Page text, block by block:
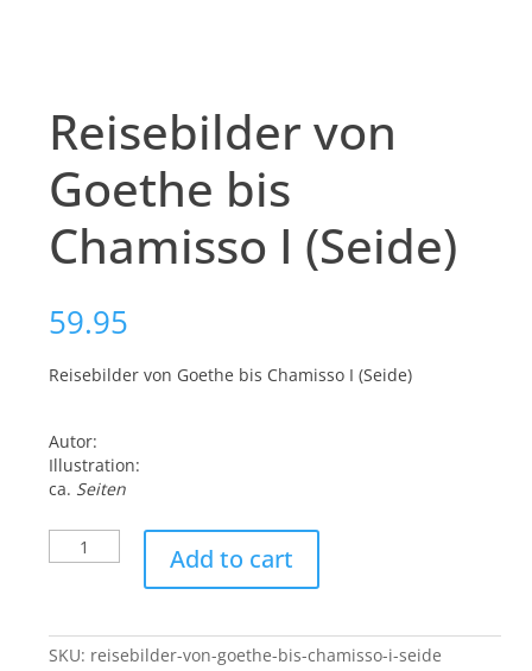
Reisebilder von
Goethe bis
Chamisso I (Seide)
59.95
Reisebilder von Goethe bis Chamisso I (Seide)
Autor:
Illustration:
ca. Seiten
Reisebilder
von
Chamisso
I
Add to cart
SKU: reisebilder-von-goethe-bis-chamisso-i-seide